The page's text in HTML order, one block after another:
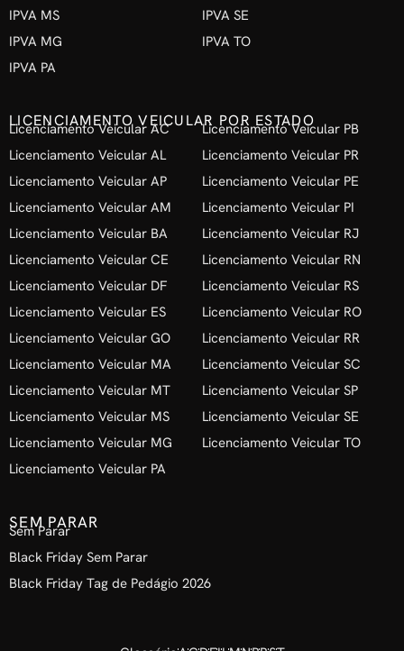
IPVA MS
IPVA MG
IPVA PA
IPVA SE
IPVA TO
LICENCIAMENTO VEICULAR POR ESTADO
Licenciamento Veicular AC
Licenciamento Veicular AL
Licenciamento Veicular AP
Licenciamento Veicular AM
Licenciamento Veicular BA
Licenciamento Veicular CE
Licenciamento Veicular DF
Licenciamento Veicular ES
Licenciamento Veicular GO
Licenciamento Veicular MA
Licenciamento Veicular MT
Licenciamento Veicular MS
Licenciamento Veicular MG
Licenciamento Veicular PA
Licenciamento Veicular PB
Licenciamento Veicular PR
Licenciamento Veicular PE
Licenciamento Veicular PI
Licenciamento Veicular RJ
Licenciamento Veicular RN
Licenciamento Veicular RS
Licenciamento Veicular RO
Licenciamento Veicular RR
Licenciamento Veicular SC
Licenciamento Veicular SP
Licenciamento Veicular SE
Licenciamento Veicular TO
SEM PARAR
Sem Parar
Black Friday Sem Parar
Black Friday Tag de Pedágio 2026